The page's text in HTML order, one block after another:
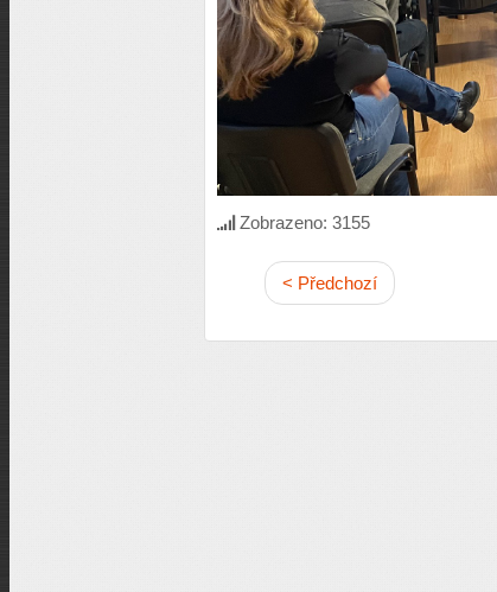
Zobrazeno: 3155
< Předchozí